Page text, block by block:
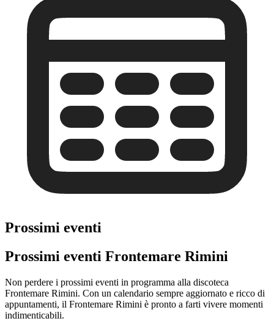
Prossimi eventi
Prossimi eventi Frontemare Rimini
Non perdere i prossimi eventi in programma alla discoteca
Frontemare Rimini. Con un calendario sempre aggiornato e ricco di
appuntamenti, il Frontemare Rimini è pronto a farti vivere momenti
indimenticabili.